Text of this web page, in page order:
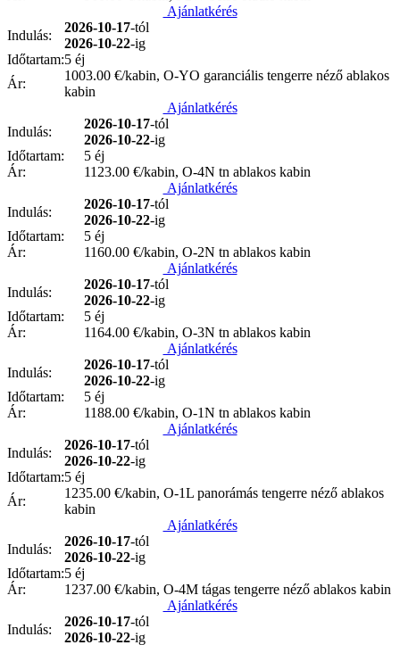
Ajánlatkérés
Indulás:
2026-10-17-tól
2026-10-22-ig
Időtartam:5 éj
Ár:
1003.00 €/kabin, O-YO garanciális tengerre néző ablakos
kabin
Ajánlatkérés
Indulás:
2026-10-17-tól
2026-10-22-ig
Időtartam:
5 éj
Ár:
1123.00 €/kabin, O-4N tn ablakos kabin
Ajánlatkérés
Indulás:
2026-10-17-tól
2026-10-22-ig
Időtartam:
5 éj
Ár:
1160.00 €/kabin, O-2N tn ablakos kabin
Ajánlatkérés
Indulás:
2026-10-17-tól
2026-10-22-ig
Időtartam:
5 éj
Ár:
1164.00 €/kabin, O-3N tn ablakos kabin
Ajánlatkérés
Indulás:
2026-10-17-tól
2026-10-22-ig
Időtartam:
5 éj
Ár:
1188.00 €/kabin, O-1N tn ablakos kabin
Ajánlatkérés
Indulás:
2026-10-17-tól
2026-10-22-ig
Időtartam:5 éj
Ár:
1235.00 €/kabin, O-1L panorámás tengerre néző ablakos
kabin
Ajánlatkérés
Indulás:
2026-10-17-tól
2026-10-22-ig
Időtartam:5 éj
Ár:
1237.00 €/kabin, O-4M tágas tengerre néző ablakos kabin
Ajánlatkérés
Indulás:
2026-10-17-tól
2026-10-22-ig